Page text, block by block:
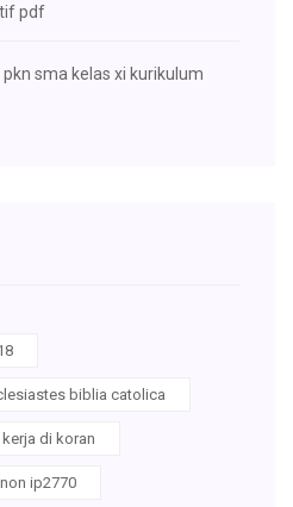
pdf
sma kelas xi kurikulum
biblia catolica
di koran
ip2770